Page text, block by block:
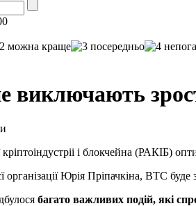
кріптоіндустріі і блокчейна (РАКІБ)
організації Юрія Пріпачкіна, BTC
багато важливих подій, які